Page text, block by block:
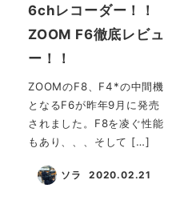
6chレコーダー！！
ZOOM F6徹底レビュ
ー！！
ZOOMのF8、F4*の中間機
となるF6が昨年9月に発売
されました。F8を凌ぐ性能
もあり、、、そして […]
ソラ
投稿日
2020.02.21